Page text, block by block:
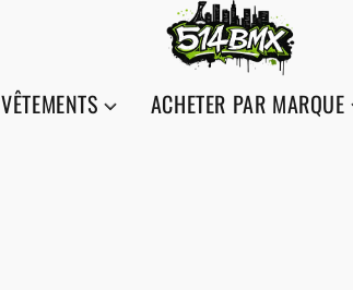
VÊTEMENTS ACHETER PAR MARQUE